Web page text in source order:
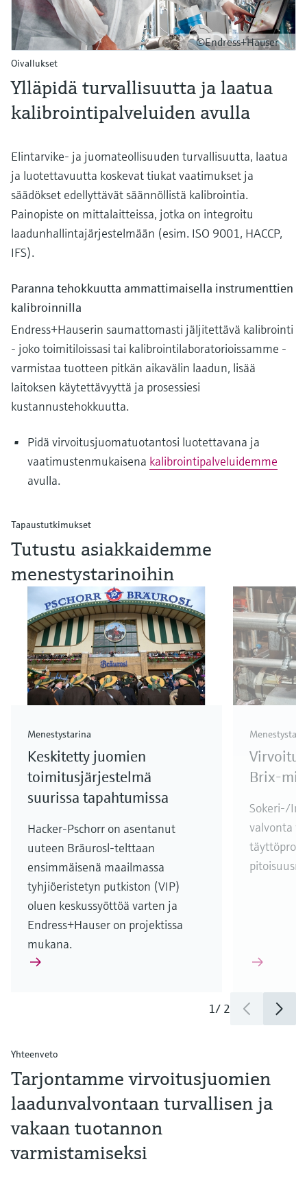
©Endress+Hauser
Oivallukset
Ylläpidä turvallisuutta ja laatua
kalibrointipalveluiden avulla
Elintarvike- ja juomateollisuuden turvallisuutta, laatua
ja luotettavuutta koskevat tiukat vaatimukset ja
säädökset edellyttävät säännöllistä kalibrointia.
Painopiste on mittalaitteissa, jotka on integroitu
laadunhallintajärjestelmään (esim. ISO 9001, HACCP,
IFS).
Paranna tehokkuutta ammattimaisella instrumenttien
kalibroinnilla
Endress+Hauserin saumattomasti jäljitettävä kalibrointi
- joko toimitiloissasi tai kalibrointilaboratorioissamme -
varmistaa tuotteen pitkän aikavälin laadun, lisää
laitoksen käytettävyyttä ja prosessiesi
kustannustehokkuutta.
Pidä virvoitusjuomatuotantosi luotettavana ja
vaatimustenmukaisena kalibrointipalveluidemme
avulla.
Tapaustutkimukset
Tutustu asiakkaidemme
menestystarinoihin
Menestystarina
Keskitetty juomien
toimitusjärjestelmä
suurissa tapahtumissa
Hacker-Pschorr on asentanut
uuteen Bräurosl-telttaan
ensimmäisenä maailmassa
tyhjiöeristetyn putkiston (VIP)
oluen keskussyöttöä varten ja
Endress+Hauser on projektissa
mukana.
Brix-
Sokeri-/
valvonta
1/ 2
Yhteenveto
Tarjontamme virvoitusjuomien
laadunvalvontaan turvallisen ja
vakaan tuotannon
varmistamiseksi